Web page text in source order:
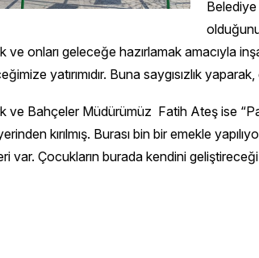
Belediye
onları geleceğe hazırlamak amacıyla
yatırımıdır. Buna saygısızlık
ve Bahçeler Müdürümüz Fatih Ateş ise
kırılmış. Burası bin bir emekle
var. Çocukların burada kendini